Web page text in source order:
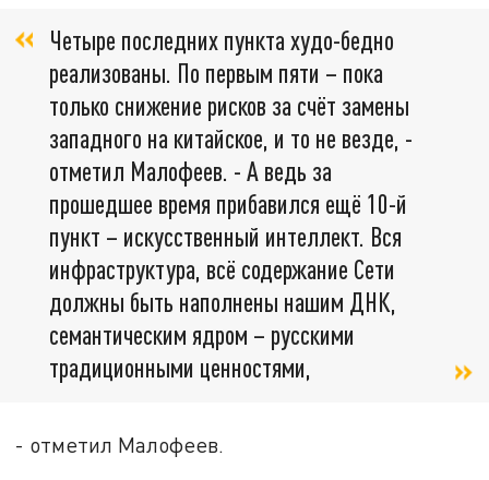
Четыре последних пункта худо-бедно
реализованы. По первым пяти – пока
только снижение рисков за счёт замены
западного на китайское, и то не везде, -
отметил Малофеев. - А ведь за
прошедшее время прибавился ещё 10-й
пункт – искусственный интеллект. Вся
инфраструктура, всё содержание Сети
должны быть наполнены нашим ДНК,
семантическим ядром – русскими
традиционными ценностями,
- отметил Малофеев.